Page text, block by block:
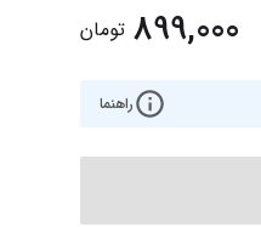
899,000 تومان
راهنما